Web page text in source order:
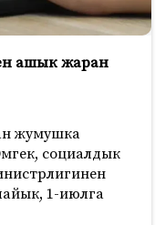
ашык жаран
жумушка
социалдык
1-июлга